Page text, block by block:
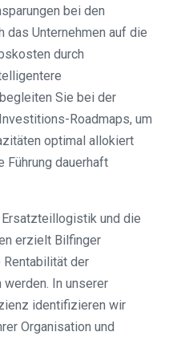
bei den
Unternehmen auf die
durch
Sie bei der
Roadmaps, um
optimal allokiert
Führung dauerhaft
Ersatzteillogistik und die
erzielt Bilfinger
der
In unserer
identifizieren wir
Organisation und